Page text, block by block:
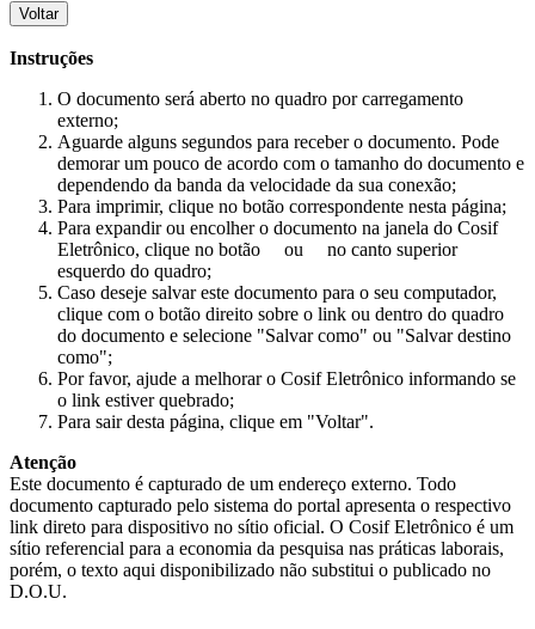
Voltar
Instruções
O documento será aberto no quadro por carregamento
externo;
Aguarde alguns segundos para receber o documento. Pode
demorar um pouco de acordo com o tamanho do documento e
dependendo da banda da velocidade da sua conexão;
Para imprimir, clique no botão correspondente nesta página;
Para expandir ou encolher o documento na janela do Cosif
Eletrônico, clique no botão
ou
no canto superior
esquerdo do quadro;
Caso deseje salvar este documento para o seu computador,
clique com o botão direito sobre o link ou dentro do quadro
do documento e selecione "Salvar como" ou "Salvar destino
como";
Por favor, ajude a melhorar o Cosif Eletrônico informando se
o link estiver quebrado;
Para sair desta página, clique em "Voltar".
Atenção
Este documento é capturado de um endereço externo. Todo
documento capturado pelo sistema do portal apresenta o respectivo
link direto para dispositivo no sítio oficial. O Cosif Eletrônico é um
sítio referencial para a economia da pesquisa nas práticas laborais,
porém, o texto aqui disponibilizado não substitui o publicado no
D.O.U.